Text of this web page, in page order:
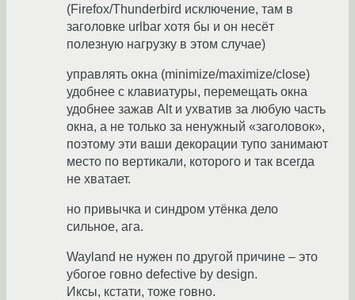
(Firefox/Thunderbird исключение, там в
заголовке urlbar хотя бы и он несёт
полезную нагрузку в этом случае)
управлять окна (minimize/maximize/close)
удобнее с клавиатуры, перемещать окна
удобнее зажав Alt и ухватив за любую часть
окна, а не только за ненужный «заголовок»,
поэтому эти ваши декорации тупо занимают
место по вертикали, которого и так всегда
не хватает.
но привычка и синдром утёнка дело
сильное, ага.
Wayland не нужен по другой причине – это
убогое говно defective by design.
Иксы, кстати, тоже говно.